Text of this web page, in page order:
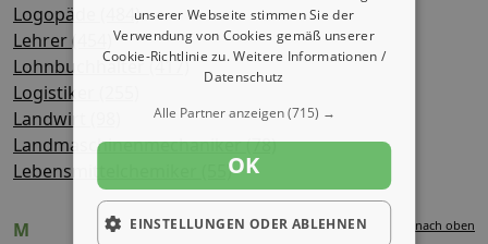
Logopäde (484)
Lehrer (454)
Lohnbuchhalter (417)
Logistiker (255)
Landwirt (98)
Landmaschinenmechaniker (78)
Lebensmittelchemiker (55)
M nach oben
unserer Webseite stimmen Sie der
Verwendung von Cookies gemäß unserer
Cookie-Richtlinie zu.Weitere Informationen /
Datenschutz
Alle Partner anzeigen(715) →
OK
EINSTELLUNGEN ODER ABLEHNEN